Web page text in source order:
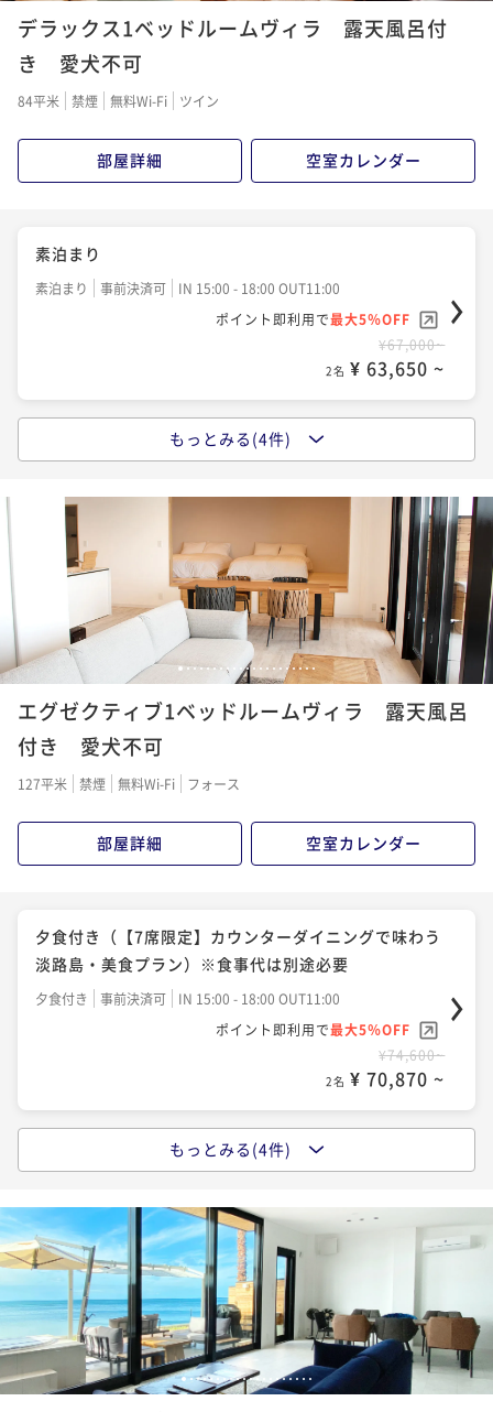
デラックス1ベッドルームヴィラ 露天風呂付
き 愛犬不可
84平米 禁煙 無料Wi-Fi ツイン
部屋詳細 空室カレンダー
素泊まり
素泊まり 事前決済可
IN 15:00 - 18:00 OUT11:00
ポイント即利用で最大5％OFF
¥67,000~
2名 ¥ 63,650 ~
夕食付き（【7席限定】カウンターダイニングで味わう
夕食付き
ポイント即利用で
最大5％OFF
¥67,000~
2名 ¥ 63,650 ~
素泊まり BBQコンロ付き
素泊まり 事前決済可
IN 15:00 - 18:00 OUT11:00
夕朝食付き（オードブル＆淡路和牛BBQセット）
ポイント即利用で最大5％OFF
ポイント即利用で最大5％OFF
¥ 84,550 ~
もっとみる(4件)
1 234 56 7 8 101112 13 14 15 16 1718192021
エグゼクティブ1ベッドルームヴィラ 露天風呂
付き 愛犬不可
127平米 禁煙 無料Wi-Fi フォース
部屋詳細 空室カレンダー
夕食付き（【7席限定】カウンターダイニングで味わう
淡路島・美食プラン）※食事代は別途必要
夕食付き 事前決済可
IN 15:00 - 18:00 OUT11:00
ポイント即利用で最大5％OFF
¥74,600~
2名 ¥ 70,870 ~
ポイント即利用で
最大5％OFF
¥74,600~
¥ 70,870 ~
素泊まり BBQコンロ付き
素泊まり 事前決済可
IN 15:00 - 18:00 OUT11:00
もっとみる(4件)
1 23456789101112 141516171819 20